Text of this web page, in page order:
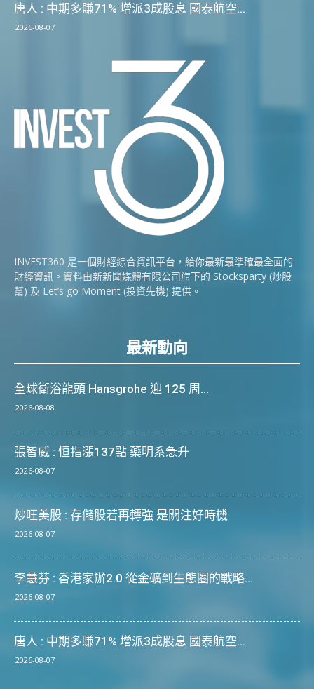
唐人 : 中期多賺71% 增派3成股息 國泰航空...
2026-08-07
INVEST360 是一個財經綜合資訊平台，給你最新最準確最全面的
財經資訊。資料由新新聞媒體有限公司旗下的 Stocksparty (炒股
幫) 及 Let’s go Moment (投資先機) 提供。
最新動向
全球衛浴龍頭 Hansgrohe 迎 125 周...
2026-08-08
張智威 : 恒指漲137點 藥明系急升
2026-08-07
炒旺美股 : 存儲股若再轉強 是關注好時機
2026-08-07
李慧芬 : 香港家辦2.0 從金礦到生態圈的戰略...
2026-08-07
唐人 : 中期多賺71% 增派3成股息 國泰航空...
2026-08-07